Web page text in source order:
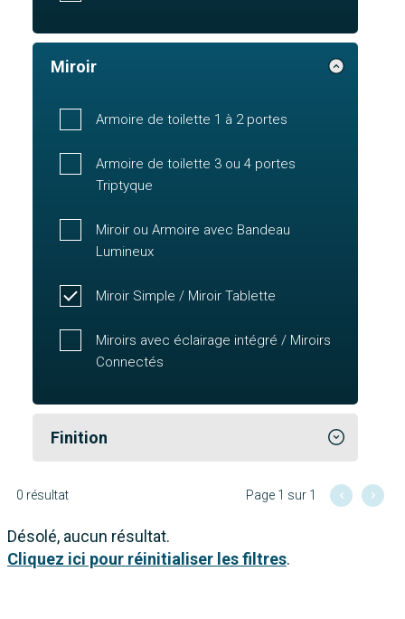
Miroir
Armoire de toilette 1 à 2 portes
Armoire de toilette 3 ou 4 portes
Triptyque
Miroir ou Armoire avec Bandeau
Lumineux
Miroir Simple / Miroir Tablette
Miroirs avec éclairage intégré / Miroirs
Connectés
Finition
0 résultat Page 1 sur 1
Désolé, aucun résultat.
Cliquez ici pour réinitialiser les filtres.